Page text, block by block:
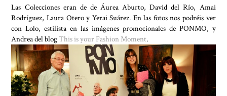
Las Colecciones eran de de Áurea Aburto, David del Río, Amai
Rodríguez, Laura Otero y Yerai Suárez. En las fotos nos podréis ver
con Lolo, estilista en las imágenes promocionales de PONMO, y
Andrea del blogThis is your Fashion Moment.